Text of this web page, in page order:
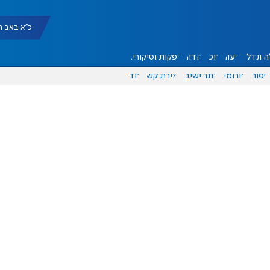
כ"א באב תשפ"ו
ונדל"ן דעות אוכל יהדות הפקות וסיקורים
ספורט פורומים אתר ישיבה יצירת קשר עוד